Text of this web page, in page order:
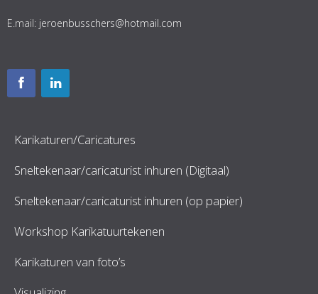
E.mail: jeroenbusschers@hotmail.com
Karikaturen/Caricatures
Sneltekenaar/caricaturist inhuren (Digitaal)
Sneltekenaar/caricaturist inhuren (op papier)
Workshop Karikatuurtekenen
Karikaturen van foto’s